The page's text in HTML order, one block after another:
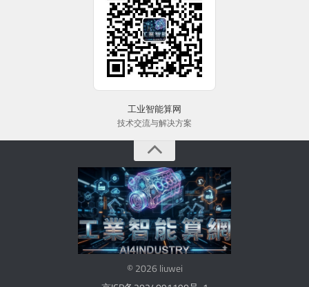
工业智能算网
技术交流与解决方案
© 2026 liuwei